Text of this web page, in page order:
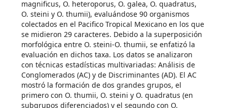
magnificus, O. heteroporus, O. galea, O. quadratus,
O. steini y O. thumii), evaluándose 90 organismos
colectados en el Pacifico Tropical Mexicano en los que
se midieron 29 caracteres. Debido a la superposición
morfológica entre O. steini-O. thumii, se enfatizó la
evaluación en dichos taxa. Los datos se analizaron
con técnicas estadísticas multivariadas: Análisis de
Conglomerados (AC) y de Discriminantes (AD). El AC
mostró la formación de dos grandes grupos, el
primero con O. thumii, O. steini y O. quadratus (en
subgrupos diferenciados) y el segundo con O.